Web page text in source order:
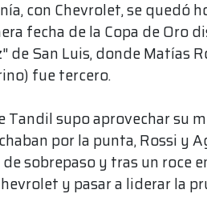
con Chevrolet, se quedó
fecha de la Copa de Oro
de San Luis, donde Matías
fue tercero.
Tandil supo aprovechar su
por la punta, Rossi y
sobrepaso y tras un roce
y pasar a liderar la